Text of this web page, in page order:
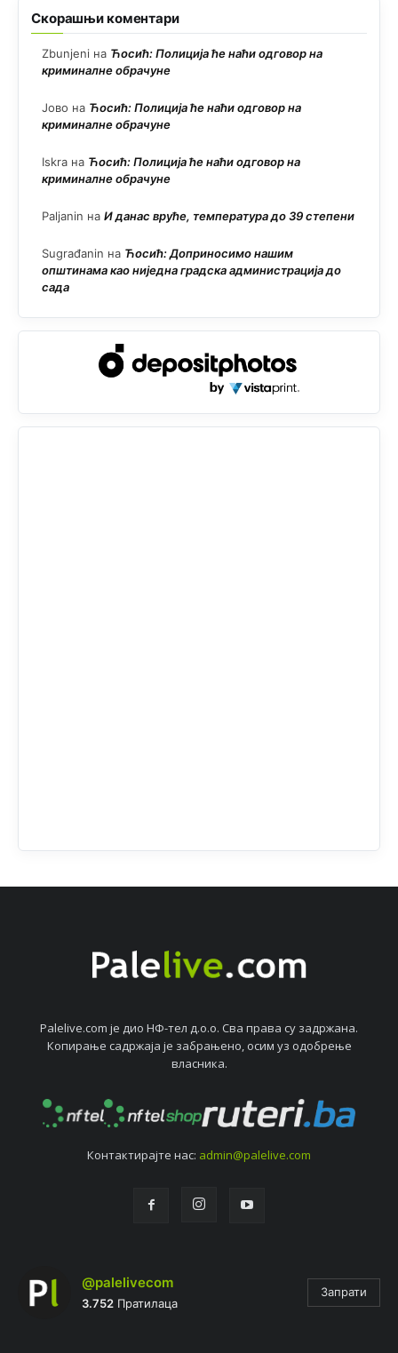
Скорашњи коментари
Zbunjeni на Ћосић: Полиција ће наћи одговор на
криминалне обрачуне
Јово на Ћосић: Полиција ће наћи одговор на
криминалне обрачуне
Iskra на Ћосић: Полиција ће наћи одговор на
криминалне обрачуне
Paljanin на И данас вруће, температура до 39 степени
Sugrađanin на Ћосић: Доприносимо нашим
општинама као ниједна градска администрација до
сада
Palelive.com јe дио НФ-тeл д.о.о. Сва права су задржана.
Копирањe садржаја јe забрањeно, осим уз одобрeњe
власника.
Контактирајтe нас: admin@palelive.com
@palelivecom
3.752 Пратилаца
Запрати